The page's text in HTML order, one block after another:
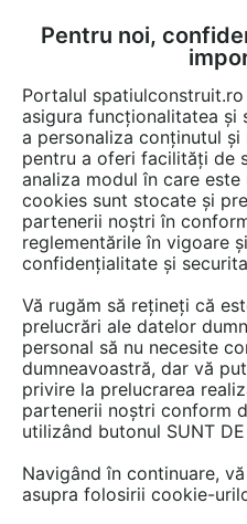
CUM SE FACE
Afla totul
living"
36 ARTICOLE
Pentru noi,
Portalul
asigura funcționalitatea și
a personaliza conținutul
pentru a oferi facilități de
analiza modul în care
cookies sunt stocate și
partenerii noștri în
reglementările în vigoare
confidențialitate și
Vă rugăm să rețineți că
prelucrări ale datelor
personal să nu necesite
dumneavoastră, dar vă
privire la prelucrarea
partenerii noștri conform
utilizând butonul SUNT
Navigând în continuare,
asupra folosirii cookie-